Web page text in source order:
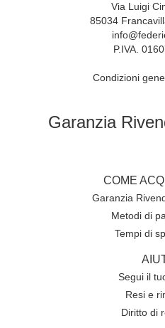
Via Luigi
85034
P.IVA.
Condizioni
Garanzia
COME
Garanzia
Metodi di
Tempi di
Segui il
Resi e
Diritto di